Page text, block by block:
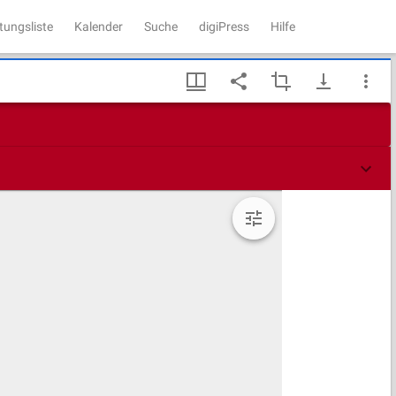
Kalender Suche digiPress Hilfe